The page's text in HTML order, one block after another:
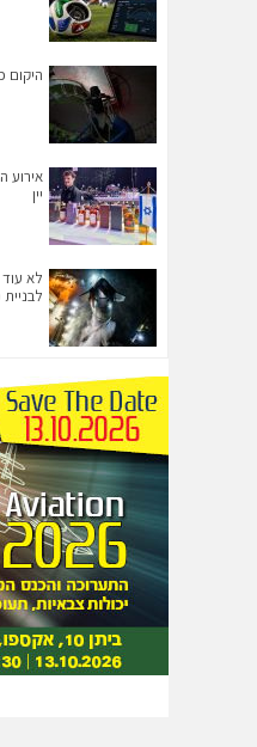
היקום
אירוע
יין